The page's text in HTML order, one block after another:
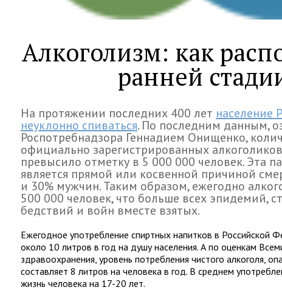
Алкоголизм: как
ранней
На протяжении последних 400 лет население
неуклонно спиваться. По последним данным,
Роспотребнадзора Геннадием Онищенко,
официально зарегистрированных
превысило отметку в 5 000 000 человек. Эта
является прямой или косвенной причиной
и 30% мужчин. Таким образом, ежегодно
500 000 человек, что больше всех эпидемий,
бедствий и войн вместе взятых.
Ежегодное употребление спиртных напитков в Российской
около 10 литров в год на душу населения. А по оценкам
здравоохранения, уровень потребления чистого алкоголя,
составляет 8 литров на человека в год. В среднем
жизнь человека на 17-20 лет.